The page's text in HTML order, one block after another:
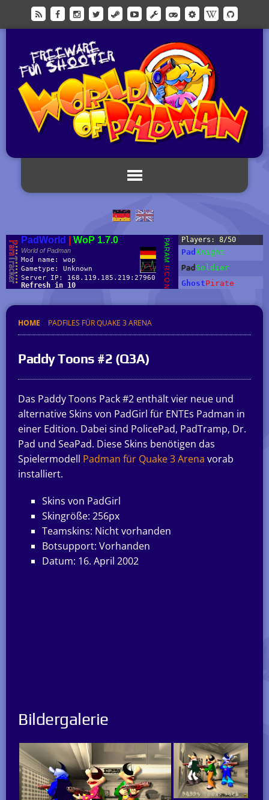
HOME PADFILES FÜR QUAKE 3 ARENA
Paddy Toons #2 (Q3A)
Das Paddy Toons Pack #2 enthält vier neue und
alternative Skins von PadGirl für ENTEs Padman in
einer Edition. Dabei sind PolicePad, PadTramp, Dr.
Pad und SeaPad. Diese Skins benötigen das
Spielermodell Padman für Quake 3 Arena vorab
installiert.
Skins von PadGirl
Skingröße: 256px
Teamskins: Nicht vorhanden
Botsupport: Vorhanden
Datum: 16. April 2002
Bildergalerie